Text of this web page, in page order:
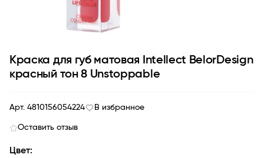
Краска для губ матовая Intellect BelorDesign
красный тон 8 Unstoppable
Арт. 4810156054224 В избранное
Оставить отзыв
Цвет: